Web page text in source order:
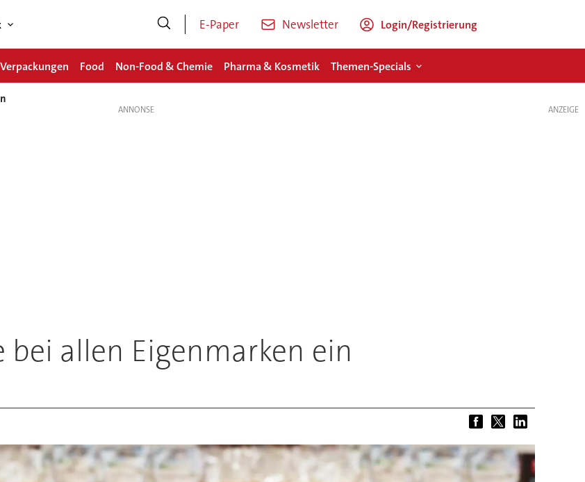
E-Paper Newsletter Login/Registrierung
Food Non-Food & Chemie Pharma & Kosmetik Themen-Specials
allen Eigenmarken ein
ANZEIGE